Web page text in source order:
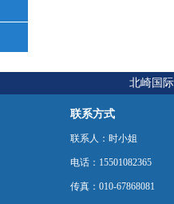
北崎国
联系方式
联系人：时小姐
电话：15501082365
传真：010-67868081